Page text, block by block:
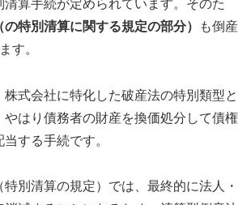
算手続が定められています。そのた
の特別清算に関する規定の部分）
も倒産
す。
式会社に特化した破産法の特別類型と
やはり債務者の財産を換価処分して債権
する手続です。
別清算の規定）では、最終的に法人・